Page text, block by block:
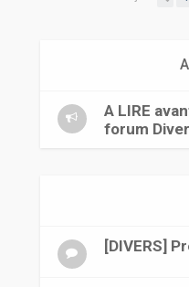
A LIRE
forum
[DIVERS]